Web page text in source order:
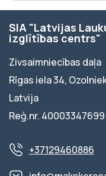
SIA "Latvijas
izglītības centrs"
Zivsaimniecības daļa
Rīgas iela 34,
Latvija
Reģ.nr. 40003347699
+37129460886